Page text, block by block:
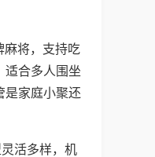
麻将，支持吃
适合多人围坐
是家庭小聚还
活多样，机